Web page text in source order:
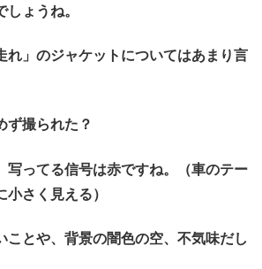
ょうね。
れ」のジャケットについてはあまり言
ず撮られた？
写ってる信号は赤ですね。（車のテー
さく見える）
ことや、背景の闇色の空、不気味だし